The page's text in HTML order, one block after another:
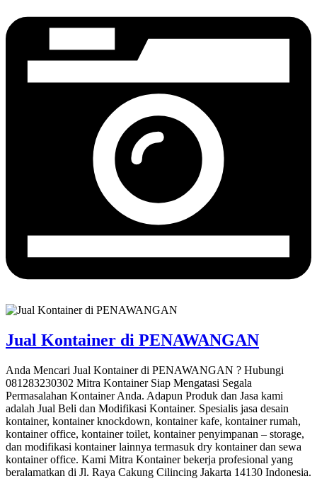
Jual Kontainer di PENAWANGAN
Anda Mencari Jual Kontainer di PENAWANGAN ? Hubungi
081283230302 Mitra Kontainer Siap Mengatasi Segala
Permasalahan Kontainer Anda. Adapun Produk dan Jasa kami
adalah Jual Beli dan Modifikasi Kontainer. Spesialis jasa desain
kontainer, kontainer knockdown, kontainer kafe, kontainer rumah,
kontainer office, kontainer toilet, kontainer penyimpanan – storage,
dan modifikasi kontainer lainnya termasuk dry kontainer dan sewa
kontainer office. Kami Mitra Kontainer bekerja profesional yang
beralamatkan di Jl. Raya Cakung Cilincing Jakarta 14130 Indonesia.